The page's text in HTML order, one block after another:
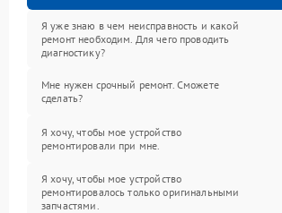
Я уже знаю в чем неисправность и какой
ремонт необходим. Для чего проводить
диагностику?
Мне нужен срочный ремонт. Сможете
сделать?
Я хочу, чтобы мое устройство
ремонтировали при мне.
Я хочу, чтобы мое устройство
ремонтировалось только оригинальными
запчастями.